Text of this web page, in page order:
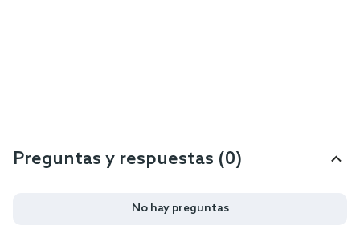
Preguntas y respuestas (0)
No hay preguntas